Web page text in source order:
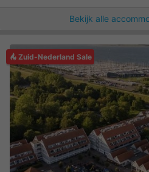
Bekijk alle
Zuid-Nederland Sale